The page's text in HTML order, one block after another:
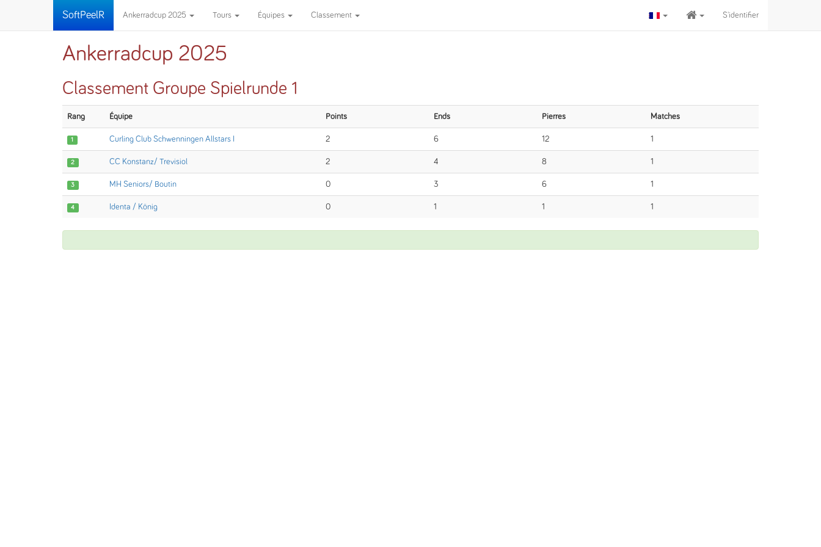
SoftPeelR Ankerradcup 2025 Tours Équipes Classement S'identifier
Ankerradcup 2025
Classement Groupe Spielrunde 1
Rang Équipe Points Ends Pierres Matches
1 Curling Club Schwenningen Allstars I 2 6 12 1
2 CC Konstanz/ Trevisiol 2 4 8 1
3 MH Seniors/ Boutin 0 3 6 1
4 Identa / König 0 1 1 1